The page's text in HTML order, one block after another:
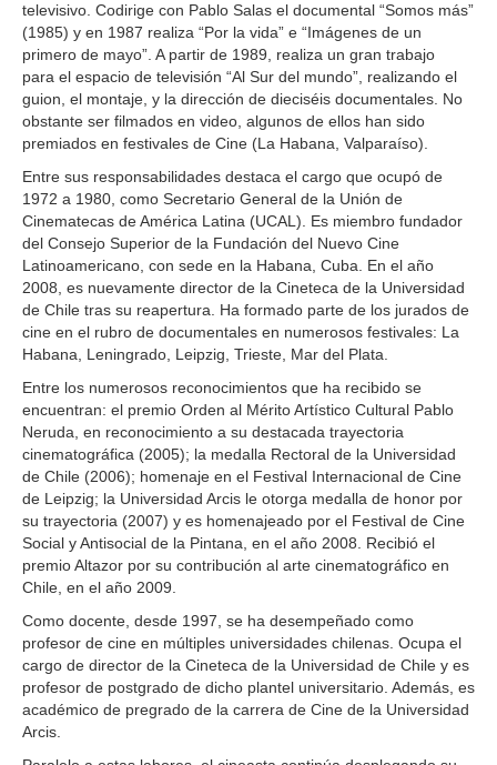
televisivo. Codirige con Pablo Salas el documental “Somos más”
(1985) y en 1987 realiza “Por la vida” e “Imágenes de un
primero de mayo”. A partir de 1989, realiza un gran trabajo
para el espacio de televisión “Al Sur del mundo”, realizando el
guion, el montaje, y la dirección de dieciséis documentales. No
obstante ser filmados en video, algunos de ellos han sido
premiados en festivales de Cine (La Habana, Valparaíso).
Entre sus responsabilidades destaca el cargo que ocupó de
1972 a 1980, como Secretario General de la Unión de
Cinematecas de América Latina (UCAL). Es miembro fundador
del Consejo Superior de la Fundación del Nuevo Cine
Latinoamericano, con sede en la Habana, Cuba. En el año
2008, es nuevamente director de la Cineteca de la Universidad
de Chile tras su reapertura. Ha formado parte de los jurados de
cine en el rubro de documentales en numerosos festivales: La
Habana, Leningrado, Leipzig, Trieste, Mar del Plata.
Entre los numerosos reconocimientos que ha recibido se
encuentran: el premio Orden al Mérito Artístico Cultural Pablo
Neruda, en reconocimiento a su destacada trayectoria
cinematográfica (2005); la medalla Rectoral de la Universidad
de Chile (2006); homenaje en el Festival Internacional de Cine
de Leipzig; la Universidad Arcis le otorga medalla de honor por
su trayectoria (2007) y es homenajeado por el Festival de Cine
Social y Antisocial de la Pintana, en el año 2008. Recibió el
premio Altazor por su contribución al arte cinematográfico en
Chile, en el año 2009.
Como docente, desde 1997, se ha desempeñado como
profesor de cine en múltiples universidades chilenas. Ocupa el
cargo de director de la Cineteca de la Universidad de Chile y es
profesor de postgrado de dicho plantel universitario. Además, es
académico de pregrado de la carrera de Cine de la Universidad
Arcis.